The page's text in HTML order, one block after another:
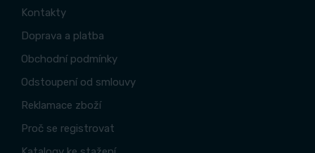
Kontakty
Doprava a platba
Obchodní podmínky
Odstoupení od smlouvy
Reklamace zboží
Proč se registrovat